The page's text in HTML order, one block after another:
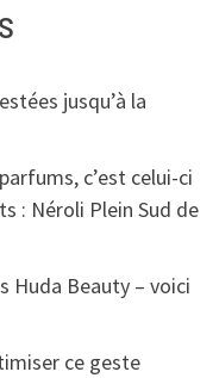
jusqu’à la
c’est celui-ci
: Néroli Plein Sud de
Huda Beauty – voici
ce geste